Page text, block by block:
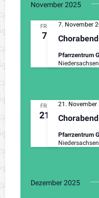
November 2025
FR.
7
7. November
Pfarrzentrum
FR.
21 Chorabend
21. November
Pfarrzentrum
Dezember 2025